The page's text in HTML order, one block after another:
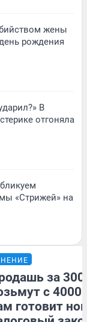
жены
рождения
В
отгоняла
«Стрижей» на
за
с
готовит